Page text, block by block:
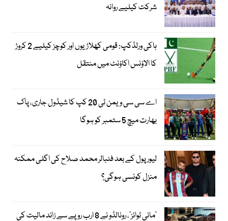
شرکت کیلیے روانہ
ہاکی ورلڈکپ: قومی کھلاڑیوں اور کوچز کیلیے 2 کروڑ
کا الاؤنس اکاؤنٹ میں منتقل
اے سی سی ویمن ٹی 20 کپ کا شیڈول جاری، پاک
بھارت میچ 5 ستمبر کو ہوگا
لیور پول کے بعد فٹبالر محمد صلاح کی اگلی ممکنہ
منزل کونسی ہوگی؟
’مائی ٹوائز‘، رونالڈو نے 8 ارب روپے سے زائد مالیت کی